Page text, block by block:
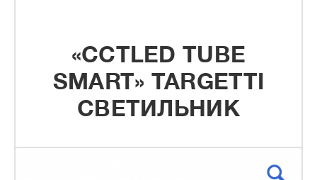
«CCTLED TUBE
SMART» TARGETTI
СВЕТИЛЬНИК